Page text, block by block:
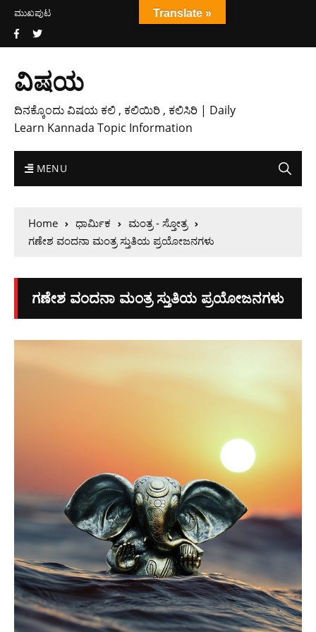
ಮುಖಪುಟ
ವಿಷಯ
ದಿನಕ್ಕೊಂದು ವಿಷಯ ಕಲಿ , ಕಲಿಯಿರಿ , ಕಲಿಸಿರಿ | Daily
Learn Kannada Topic Information
MENU
Home ಧಾರ್ಮಿಕ
ಮಂತ್ರ - ಸ್ತೋತ್ರ
​ಗಣೇಶ ವಂದನಾ ಮಂತ್ರ ಸ್ತುತಿಯ ಪ್ರಯೋಜನಗಳು
​ಗಣೇಶ ವಂದನಾ ಮಂತ್ರ ಸ್ತುತಿಯ ಪ್ರಯೋಜನಗಳು
Translate »